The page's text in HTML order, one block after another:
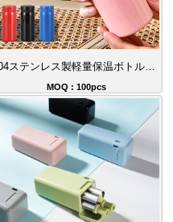
304ステンレス製軽量保温ボトル、長時間保温持続
MOQ : 100pcs